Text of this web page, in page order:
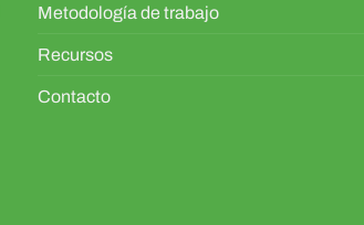
Metodología de trabajo
Recursos
Contacto